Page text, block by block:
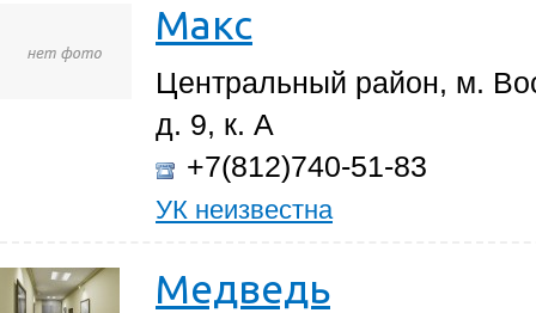
Макс
Центральный район, м.
д. 9, к. А
+7(812)740-51-83
УК неизвестна
Медведь